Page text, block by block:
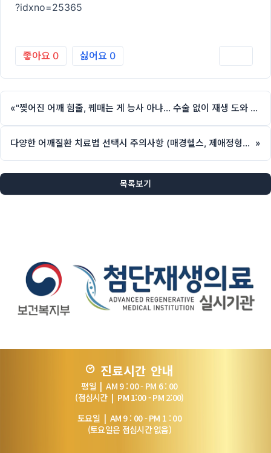
?idxno=25365
좋아요 0 싫어요 0
« "찢어진 어깨 힘줄, 꿰매는 게 능사 아냐… 수술 없이 재생 도와 개선" (헬스조선, 제애정형외과 서희수 원장 칼럼) https://health.chosun.com/site/data/html_dir/2026/05/12/20260
다양한 어깨질환 치료법 선택시 주의사항 (매경헬스, 제애정형외과 서희수 원장 칼럼) »
목록보기
진료시간 안내
평일 | AM 9 : 00 - PM 6 : 00
(점심시간 | PM 1:00 - PM 2:00)
토요일 | AM 9 : 00 - PM 1 : 00
(토요일은 점심시간 없음)